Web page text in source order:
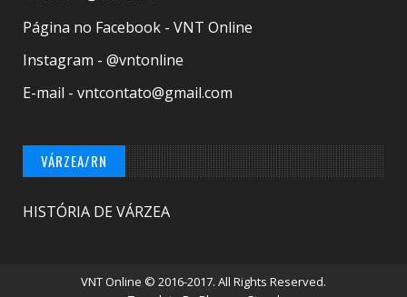
Página no Facebook - VNT Online
Instagram - @vntonline
E-mail - vntcontato@gmail.com
VÁRZEA/RN
HISTÓRIA DE VÁRZEA
VNT Online © 2016-2017. All Rights Reserved.